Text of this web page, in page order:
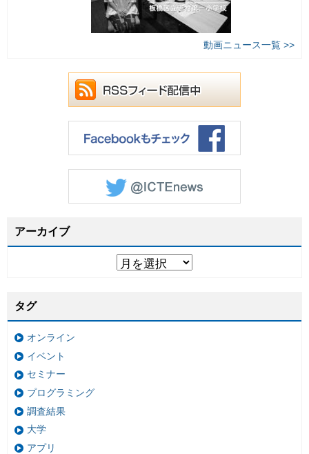
動画ニュース一覧 >>
アーカイブ
タグ
オンライン
イベント
セミナー
プログラミング
調査結果
大学
アプリ